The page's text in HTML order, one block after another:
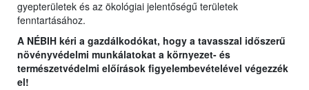
gyepterületek és az ökológiai jelentőségű területek
fenntartásához.
A NÉBIH kéri a gazdálkodókat, hogy a tavasszal időszerű
növényvédelmi munkálatokat a környezet- és
természetvédelmi előírások figyelembevételével végezzék
el!